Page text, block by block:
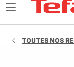
Ouvrir
TOUTES NOS